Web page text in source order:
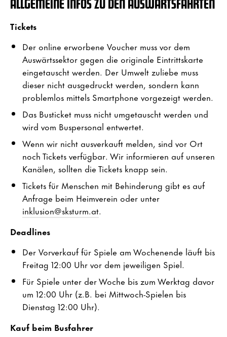
ALLGEMEINE INFOS ZU DEN AUSWÄRTSFAHRTEN
Tickets
Der online erworbene Voucher muss vor dem
Auswärtssektor gegen die originale Eintrittskarte
eingetauscht werden. Der Umwelt zuliebe muss
dieser nicht ausgedruckt werden, sondern kann
problemlos mittels Smartphone vorgezeigt werden.
Das Busticket muss nicht umgetauscht werden und
wird vom Buspersonal entwertet.
Wenn wir nicht ausverkauft melden, sind vor Ort
noch Tickets verfügbar. Wir informieren auf unseren
Kanälen, sollten die Tickets knapp sein.
Tickets für Menschen mit Behinderung gibt es auf
Anfrage beim Heimverein oder unter
inklusion@sksturm.at.
Deadlines
Der Vorverkauf für Spiele am Wochenende läuft bis
Freitag 12:00 Uhr vor dem jeweiligen Spiel.
Für Spiele unter der Woche bis zum Werktag davor
um 12:00 Uhr (z.B. bei Mittwoch-Spielen bis
Dienstag 12:00 Uhr).
Kauf beim Busfahrer